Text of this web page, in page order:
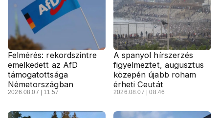
Felmérés: rekordszintre
emelkedett az AfD
támogatottsága
Németországban
2026.08.07 | 11:57
A spanyol hírszerzés
figyelmeztet, augusztus
közepén újabb roham
érheti Ceutát
2026.08.07 | 08:46